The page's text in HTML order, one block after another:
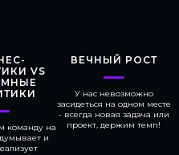
VS
команду на
и
ВЕЧНЫЙ РОСТ
У нас невозможно
засидеться на одном месте
- всегда новая задача или
проект, держим темп!